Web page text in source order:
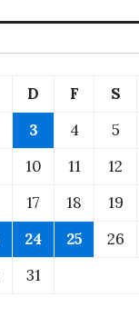
D F S
3 4 5
10 11 12
17 18 19
24 25 26
31